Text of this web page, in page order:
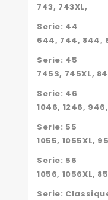
743, 743XL,
Serie: 44
644, 744, 844,
Serie: 45
745S, 745XL,
Serie: 46
1046, 1246, 946,
Serie: 55
1055, 1055XL,
Serie: 56
1056, 1056XL,
Serie: